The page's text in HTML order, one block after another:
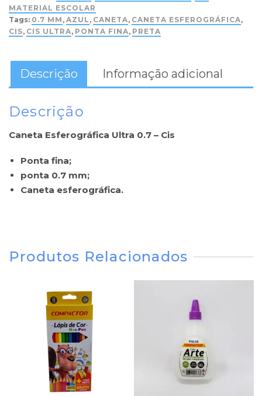
MATERIAL ESCOLAR
Tags: 0.7 MM , AZUL , CANETA, CANETA ESFEROGRÁFICA,
CIS, CIS ULTRA, PONTA FINA, PRETA
Descrição Informação adicional
Descrição
Caneta Esferográfica Ultra 0.7 – Cis
Ponta fina;
ponta 0.7 mm;
Caneta esferográfica.
Produtos Relacionados